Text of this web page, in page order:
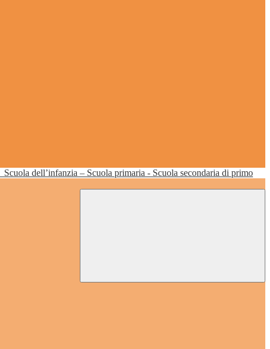
Scuola dell’infanzia – Scuola primaria - Scuola secondaria di primo